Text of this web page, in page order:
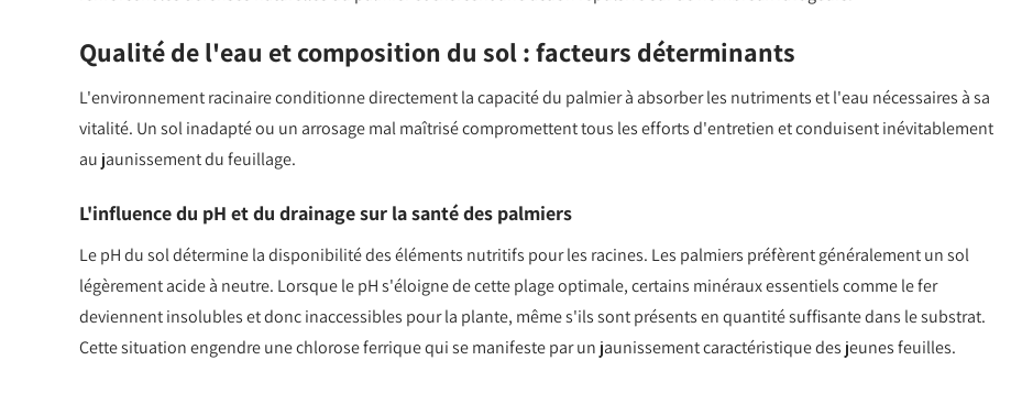
Qualité de l'eau et composition du sol : facteurs déterminants
L'environnement racinaire conditionne directement la capacité du palmier à absorber les nutriments et l'eau nécessaires à sa
vitalité. Un sol inadapté ou un arrosage mal maîtrisé compromettent tous les efforts d'entretien et conduisent inévitablement
au jaunissement du feuillage.
L'influence du pH et du drainage sur la santé des palmiers
Le pH du sol détermine la disponibilité des éléments nutritifs pour les racines. Les palmiers préfèrent généralement un sol
légèrement acide à neutre. Lorsque le pH s'éloigne de cette plage optimale, certains minéraux essentiels comme le fer
deviennent insolubles et donc inaccessibles pour la plante, même s'ils sont présents en quantité suffisante dans le substrat.
Cette situation engendre une chlorose ferrique qui se manifeste par un jaunissement caractéristique des jeunes feuilles.